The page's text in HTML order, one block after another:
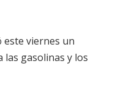
este viernes un
las gasolinas y los